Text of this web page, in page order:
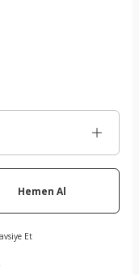
Hemen Al
Et